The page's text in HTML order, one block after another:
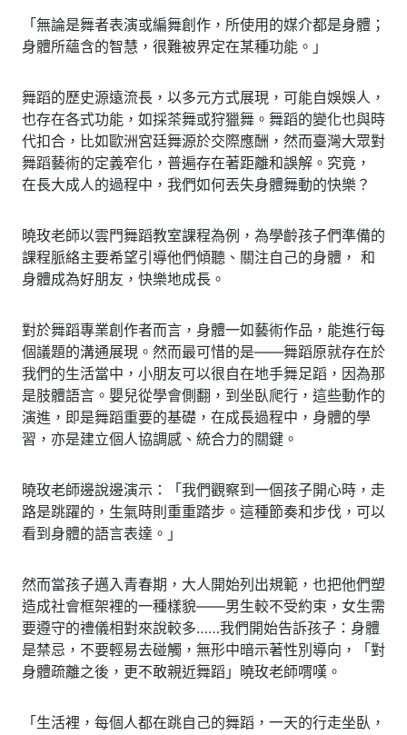
「無論是舞者表演或編舞創作，所使用的媒介都是身體；
身體所蘊含的智慧，很難被界定在某種功能。」
舞蹈的歷史源遠流長，以多元方式展現，可能自娛娛人，
也存在各式功能，如採茶舞或狩獵舞。舞蹈的變化也與時
代扣合，比如歐洲宮廷舞源於交際應酬，然而臺灣大眾對
舞蹈藝術的定義窄化，普遍存在著距離和誤解。究竟，
在長大成人的過程中，我們如何丟失身體舞動的快樂？
曉玫老師以雲門舞蹈教室課程為例，為學齡孩子們準備的
課程脈絡主要希望引導他們傾聽、關注自己的身體， 和
身體成為好朋友，快樂地成長。
對於舞蹈專業創作者而言，身體一如藝術作品，能進行每
個議題的溝通展現。然而最可惜的是——舞蹈原就存在於
我們的生活當中，小朋友可以很自在地手舞足蹈，因為那
是肢體語言。嬰兒從學會側翻，到坐臥爬行，這些動作的
演進，即是舞蹈重要的基礎，在成長過程中，身體的學
習，亦是建立個人協調感、統合力的關鍵。
曉玫老師邊說邊演示：「我們觀察到一個孩子開心時，走
路是跳躍的，生氣時則重重踏步。這種節奏和步伐，可以
看到身體的語言表達。」
然而當孩子邁入青春期，大人開始列出規範，也把他們塑
造成社會框架裡的一種樣貌——男生較不受約束，女生需
要遵守的禮儀相對來說較多……我們開始告訴孩子：身體
是禁忌，不要輕易去碰觸，無形中暗示著性別導向，「對
身體疏離之後，更不敢親近舞蹈」曉玫老師喟嘆。
「生活裡，每個人都在跳自己的舞蹈，一天的行走坐臥，